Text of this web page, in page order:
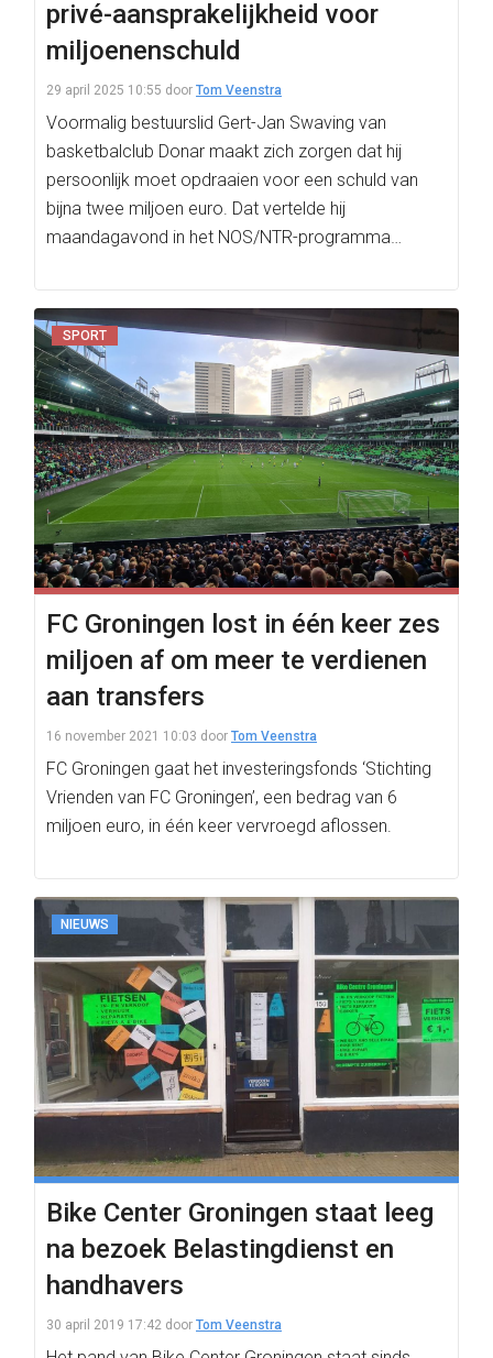
privé-aansprakelijkheid voor
miljoenenschuld
29 april 2025 10:55 door Tom Veenstra
Voormalig bestuurslid Gert-Jan Swaving van
basketbalclub Donar maakt zich zorgen dat hij
persoonlijk moet opdraaien voor een schuld van
bijna twee miljoen euro. Dat vertelde hij
maandagavond in het NOS/NTR-programma…
SPORT
FC Groningen lost in één keer zes
miljoen af om meer te verdienen
aan transfers
16 november 2021 10:03 door Tom Veenstra
FC Groningen gaat het investeringsfonds ‘Stichting
Vrienden van FC Groningen’, een bedrag van 6
miljoen euro, in één keer vervroegd aflossen.
NIEUWS
Bike Center Groningen staat leeg
na bezoek Belastingdienst en
handhavers
30 april 2019 17:42 door Tom Veenstra